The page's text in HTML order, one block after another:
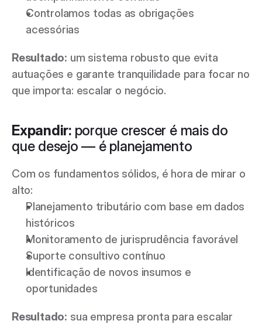
Controlamos todas as obrigações
acessórias
Resultado: um sistema robusto que evita
autuações e garante tranquilidade para focar no
que importa: escalar o negócio.
Expandir: porque crescer é mais do
que desejo — é planejamento
Com os fundamentos sólidos, é hora de mirar o
alto:
Planejamento tributário com base em dados
históricos
Monitoramento de jurisprudência favorável
Suporte consultivo contínuo
Identificação de novos insumos e
oportunidades
Resultado: sua empresa pronta para escalar